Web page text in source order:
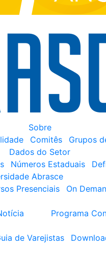
Sobre
Comitês Grupos
Dados do Setor
Números Estaduais
Abrasce
Presenciais On
Programa
de Varejistas